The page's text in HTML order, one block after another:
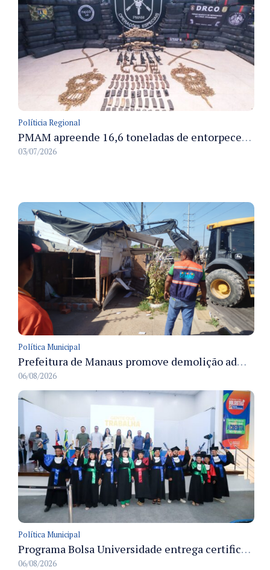
Políticia Regional
PMAM apreende 16,6 toneladas de entorpecentes e registra aumento nas prisões em flagrante e nas capturas de foragidos no primeiro semestre de 2026
03/07/2026
Política Municipal
Prefeitura de Manaus promove demolição administrativa de cinco estruturas que ocupavam calçada pública
06/08/2026
Política Municipal
Programa Bolsa Universidade entrega certificados a formandos em Manaus na sede do Executivo municipal
06/08/2026